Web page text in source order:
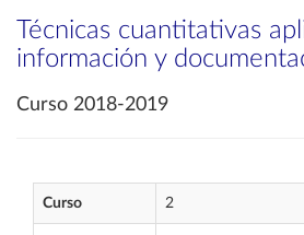
Técnicas cuantitativas
información y
Curso 2018-2019
Curso 2